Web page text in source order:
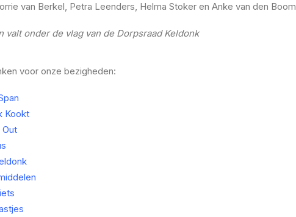
van Berkel, Petra Leenders, Helma Stoker en Anke van den Boom
valt onder de vlag van de Dorpsraad Keldonk
voor onze bezigheden:
Kookt
Out